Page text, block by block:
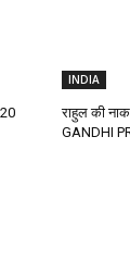
INDIA
राहुल की
GANDHI